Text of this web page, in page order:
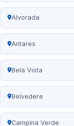
Alvorada
Antares
Bela Vista
Belvedere
Campina Verde